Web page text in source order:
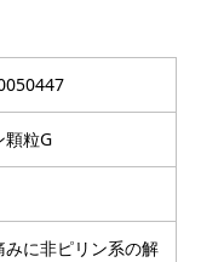
顆粒G
みに非ピリン系の解